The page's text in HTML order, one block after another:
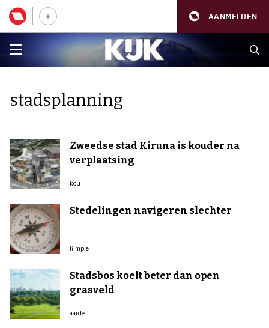
AANMELDEN
stadsplanning
Zweedse stad Kiruna is kouder na
verplaatsing
kou
Stedelingen navigeren slechter
filmpje
Stadsbos koelt beter dan open
grasveld
aarde